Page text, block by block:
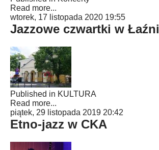
Read more...
wtorek, 17 listopada 2020 19:55
Jazzowe czwartki w Łaźni
Published in KULTURA
Read more...
piątek, 29 listopada 2019 20:42
Etno-jazz w CKA